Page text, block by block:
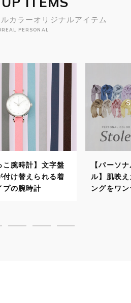
カラーオリジナルアイテム
PERSONAL
【パーソナルカラーストー
ル】肌映えカラーでスタイリ
ングをワンランクアップ！